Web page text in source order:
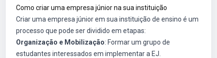
Como criar uma empresa júnior na sua instituição
Criar uma empresa júnior em sua instituição de ensino é um
processo que pode ser dividido em etapas:
Organização e Mobilização: Formar um grupo de
estudantes interessados em implementar a EJ.